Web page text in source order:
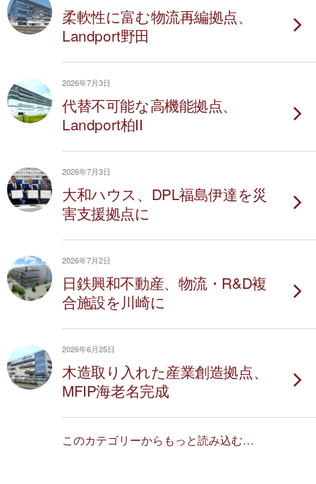
柔軟性に富む物流再編拠点、
Landport野田
2026年7月3日
代替不可能な高機能拠点、
Landport柏II
2026年7月3日
大和ハウス、DPL福島伊達を災
害支援拠点に
2026年7月2日
日鉄興和不動産、物流・R&D複
合施設を川崎に
2026年6月25日
木造取り入れた産業創造拠点、
MFIP海老名完成
このカテゴリーからもっと読み込む…